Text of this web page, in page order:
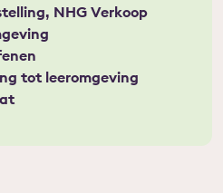
NHG Verkoop
tot leeromgeving